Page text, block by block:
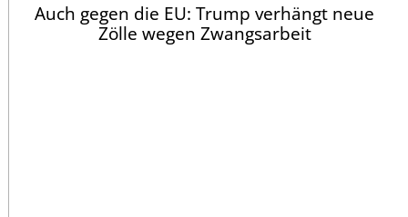
Auch gegen die EU: Trump verhängt neue
Zölle wegen Zwangsarbeit